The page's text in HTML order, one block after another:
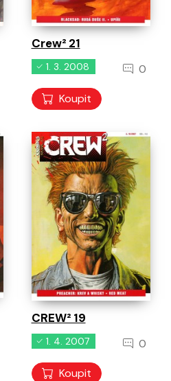
Crew² 21
1. 3. 2008 0
Koupit
CREW² 19
1. 4. 2007 0
Koupit